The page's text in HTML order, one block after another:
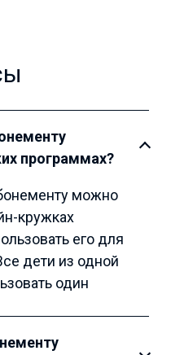
программах?
можно
кружках
его для
дети из одной
один